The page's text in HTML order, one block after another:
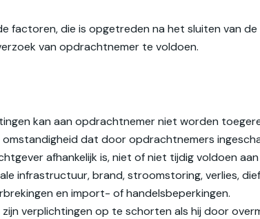
factoren, die is opgetreden na het sluiten van
van opdrachtnemer te voldoen.
kan aan opdrachtnemer niet worden
dat door opdrachtnemers
afhankelijk is, niet of niet tijdig voldoen
infrastructuur, brand, stroomstoring, verlies,
en import- of handelsbeperkingen.
verplichtingen op te schorten als hij door